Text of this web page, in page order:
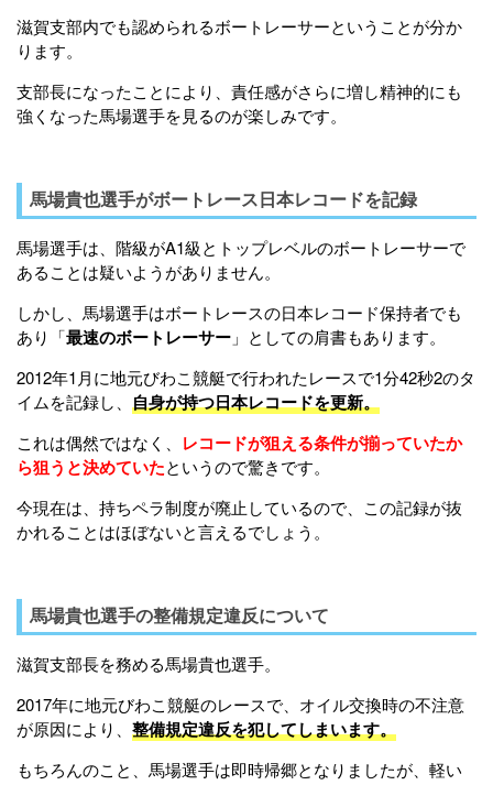
滋賀支部内でも認められるボートレーサーということが分か
ります。
支部長になったことにより、責任感がさらに増し精神的にも
強くなった馬場選手を見るのが楽しみです。
馬場貴也選手がボートレース日本レコードを記録
馬場選手は、階級がA1級とトップレベルのボートレーサーで
あることは疑いようがありません。
しかし、馬場選手はボートレースの日本レコード保持者でも
あり「最速のボートレーサー 」としての肩書もあります。
2012年1月に地元びわこ競艇で行われたレースで1分42秒2のタ
イムを記録し、 自身が持つ日本レコードを更新。
これは偶然ではなく、 レコードが狙える条件が揃っていたか
ら狙うと決めていたというので驚きです。
今現在は、持ちペラ制度が廃止しているので、この記録が抜
かれることはほぼないと言えるでしょう。
馬場貴也選手の整備規定違反について
滋賀支部長を務める馬場貴也選手。
2017年に地元びわこ競艇のレースで、オイル交換時の不注意
が原因により、 整備規定違反を犯してしまいます。
もちろんのこと、馬場選手は即時帰郷となりましたが、軽い